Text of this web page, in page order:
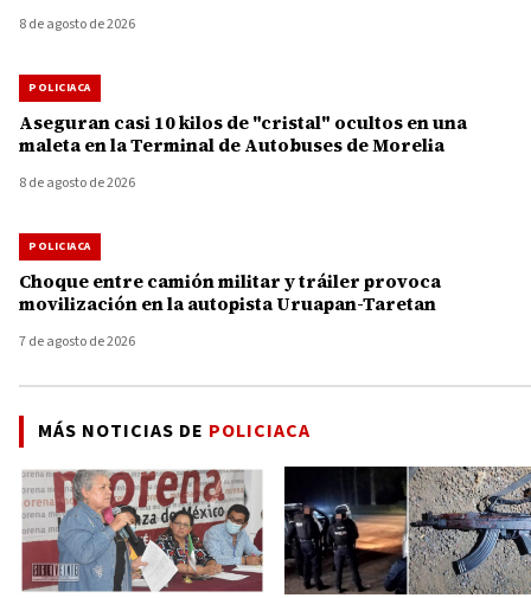
8 de agosto de 2026
POLICIACA
Aseguran casi 10 kilos de "cristal" ocultos en una
maleta en la Terminal de Autobuses de Morelia
8 de agosto de 2026
POLICIACA
Choque entre camión militar y tráiler provoca
movilización en la autopista Uruapan-Taretan
7 de agosto de 2026
MÁS NOTICIAS DE POLICIACA